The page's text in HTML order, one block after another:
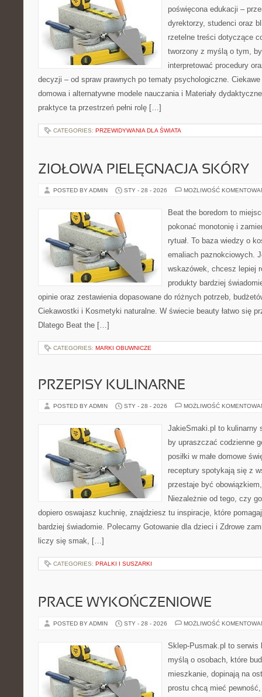
poświęcona edukacji –
dyrektorzy, studenci oraz
rzetelne treści dotyczące
tworzony z myślą o tym,
interpretować procedury
decyzji – od spraw prawnych po tematy psychologiczne.
domowa i alternatywne modele nauczania i Materiały
praktyce ta przestrzeń pełni rolę […]
CATEGORIES: PRZEWIDYWANIA DLA ŚWIATA
ZIOŁOWA PIELĘGNACJA SKÓRY
POSTED BY ADMIN STY - 28 - 2026 MOŻLIWOŚĆ
Beat the boredom to
pokonać monotonię i
rytuał. To baza wiedzy o
emaliach paznokciowych.
wskazówek, chcesz lepiej
produkty bardziej
opinie oraz zestawienia dopasowane do różnych potrzeb,
Ciekawostki i Kosmetyki naturalne. W świecie beauty łatwo się
Dlatego Beat the […]
CATEGORIES: MARKI OBUWNICZE
PRZEPISY KULINARNE
POSTED BY ADMIN STY - 28 - 2026 MOŻLIWOŚĆ
JakieSmaki.pl to kulinarny
by upraszczać codzienne
posiłki w małe domowe
receptury spotykają się z
przestaje być
Niezależnie od tego, czy
dopiero oswajasz kuchnię, znajdziesz tu inspiracje, które
bardziej świadomie. Polecamy Gotowanie dla dzieci i Zdrowe
liczy się smak, […]
CATEGORIES: PRALKI I SUSZARKI
PRACE WYKOŃCZENIOWE
POSTED BY ADMIN STY - 28 - 2026 MOŻLIWOŚĆ
Sklep-Pusmak.pl to serwis
myślą o osobach, które
mieszkanie, dopinają na
prostu chcą mieć